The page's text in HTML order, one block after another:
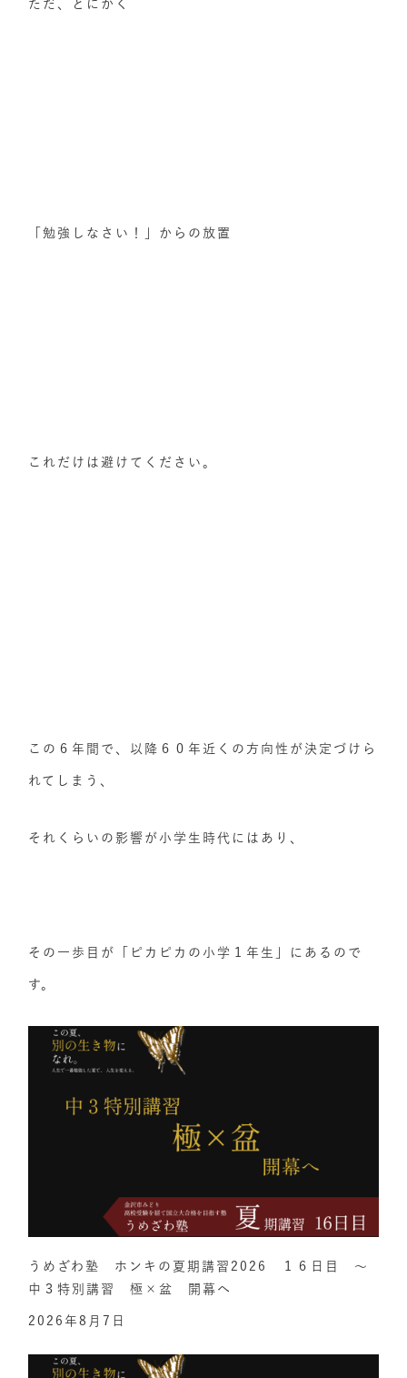
ただ、とにかく
「勉強しなさい！」からの放置
これだけは避けてください。
この６年間で、以降６０年近くの方向性が決定づけら
れてしまう、
それくらいの影響が小学生時代にはあり、
その一歩目が「ピカピカの小学１年生」にあるので
す。
うめざわ塾 ホンキの夏期講習2026 １６日目 ～
中３特別講習 極×盆 開幕へ
2026年8月7日